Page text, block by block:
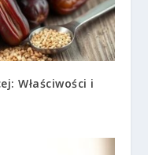
Właściwości i